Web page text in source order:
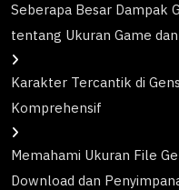
Seberapa Besar Dampak
tentang Ukuran Game
Karakter Tercantik di
Komprehensif
Memahami Ukuran File
Download dan